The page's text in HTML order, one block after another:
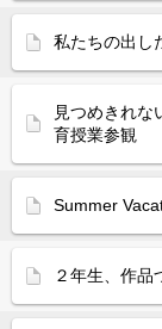
私たちの出し
見つめきれな
育授業参観
Summer
２年生、作品